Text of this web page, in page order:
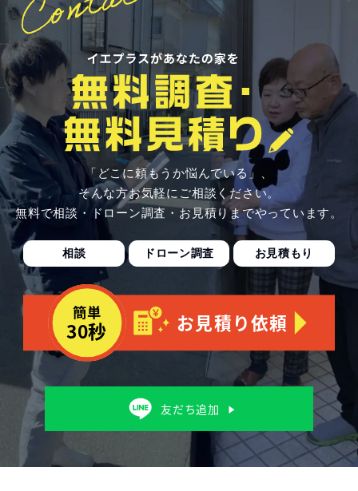
「どこに頼もうか悩んでいる」、
そんな方お気軽にご相談ください。
無料で相談・ドローン調査・お見積りまでやっています。
相談 ドローン調査 お見積もり